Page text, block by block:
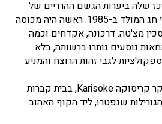
שלה ביערות הגשם ההרריים של
צפון רואנדה, יומיים אחרי חג המולד ב-1985. ראשה היה מכוסה
מצ'טה. דרכונה, אקדחים וכמה
נוסעים נותרו ברשותה, בלא
לגבי זהות הרוצח והמניע
פוסי נקברה במרכז המחקר קריסוקה Karisoke, בבית קברות
שנפטרו, ליד הקוף האהוב